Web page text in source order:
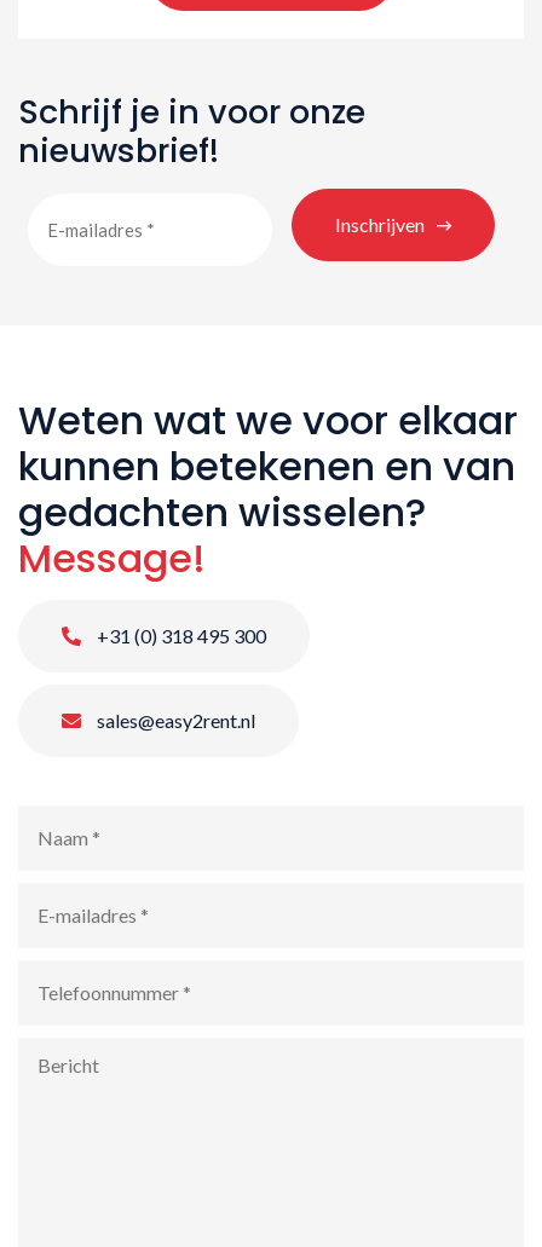
Schrijf je in voor onze
nieuwsbrief!
Inschrijven
Weten wat we voor elkaar
kunnen betekenen en van
gedachten wisselen?
Message!
+31 (0) 318 495 300
sales@easy2rent.nl
mailadres *